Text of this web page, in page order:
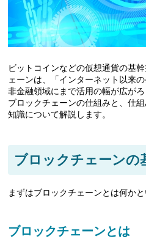
ビットコインなどの仮想通貨の基
ェーンは、「インターネット以来
非金融領域にまで活用の幅が広が
ブロックチェーンの仕組みと、仕
知識について解説します。
ブロックチェーンの
まずはブロックチェーンとは何か
ブロックチェーンとは